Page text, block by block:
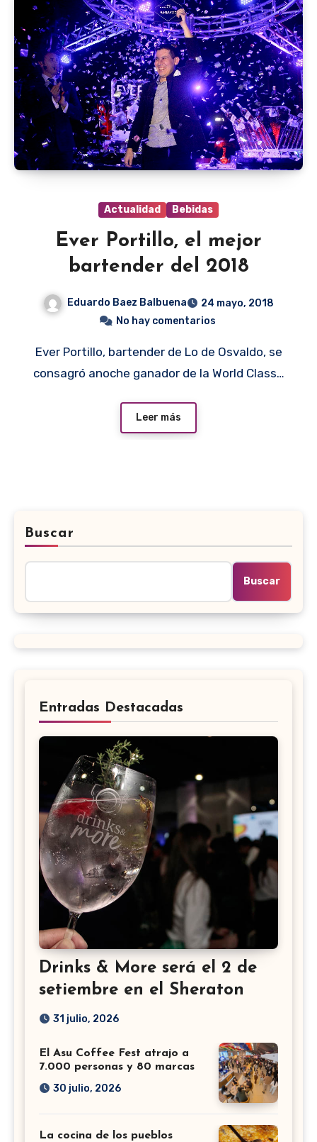
Actualidad Bebidas
Ever Portillo, el mejor
bartender del 2018
Eduardo Baez Balbuena
24 mayo, 2018
No hay comentarios
Ever Portillo, bartender de Lo de Osvaldo, se
consagró anoche ganador de la World Class…
Leer más
Buscar
Buscar
Entradas Destacadas
Drinks & More será el 2 de
setiembre en el Sheraton
31 julio, 2026
El Asu Coffee Fest atrajo a
7.000 personas y 80 marcas
30 julio, 2026
La cocina de los pueblos